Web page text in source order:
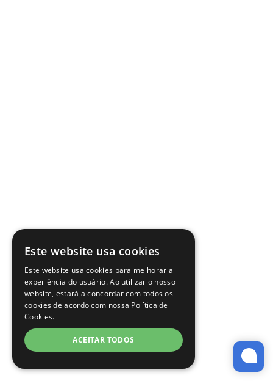
Este website usa cookies
Este website usa cookies para melhorar a
experiência do usuário. Ao utilizar o nosso
website, estará a concordar com todos os
cookies de acordo com nossa Política de
Cookies.
ACEITAR TODOS